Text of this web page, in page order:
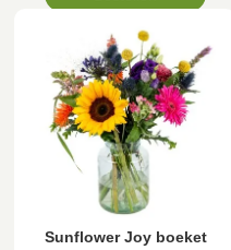
Sunflower Joy boeket